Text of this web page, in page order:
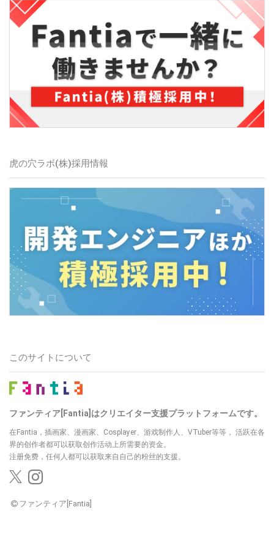
虎の穴ラボ(株)採用情報
このサイトについて
ファンティア[Fantia]はクリエイター支援プラットフォームです。
在Fantia，插画家、漫画家、Cosplayer、游戏制作人、VTuber等等， 活跃在各
界的创作者都可以获取创作活动上所需要的资金。
注册免费，任何人都可以获取来自自己的粉丝的支援。
ファンティア[Fantia]